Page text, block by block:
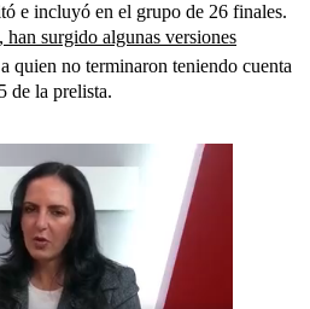
e incluyó en el grupo de 26 finales.
surgido algunas versiones
quien no terminaron teniendo cuenta
de la prelista.